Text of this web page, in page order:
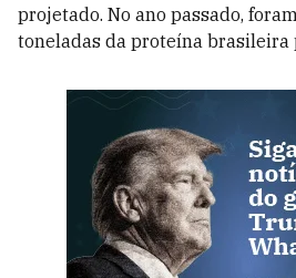
projetado. No ano passado,
toneladas da proteína brasileira